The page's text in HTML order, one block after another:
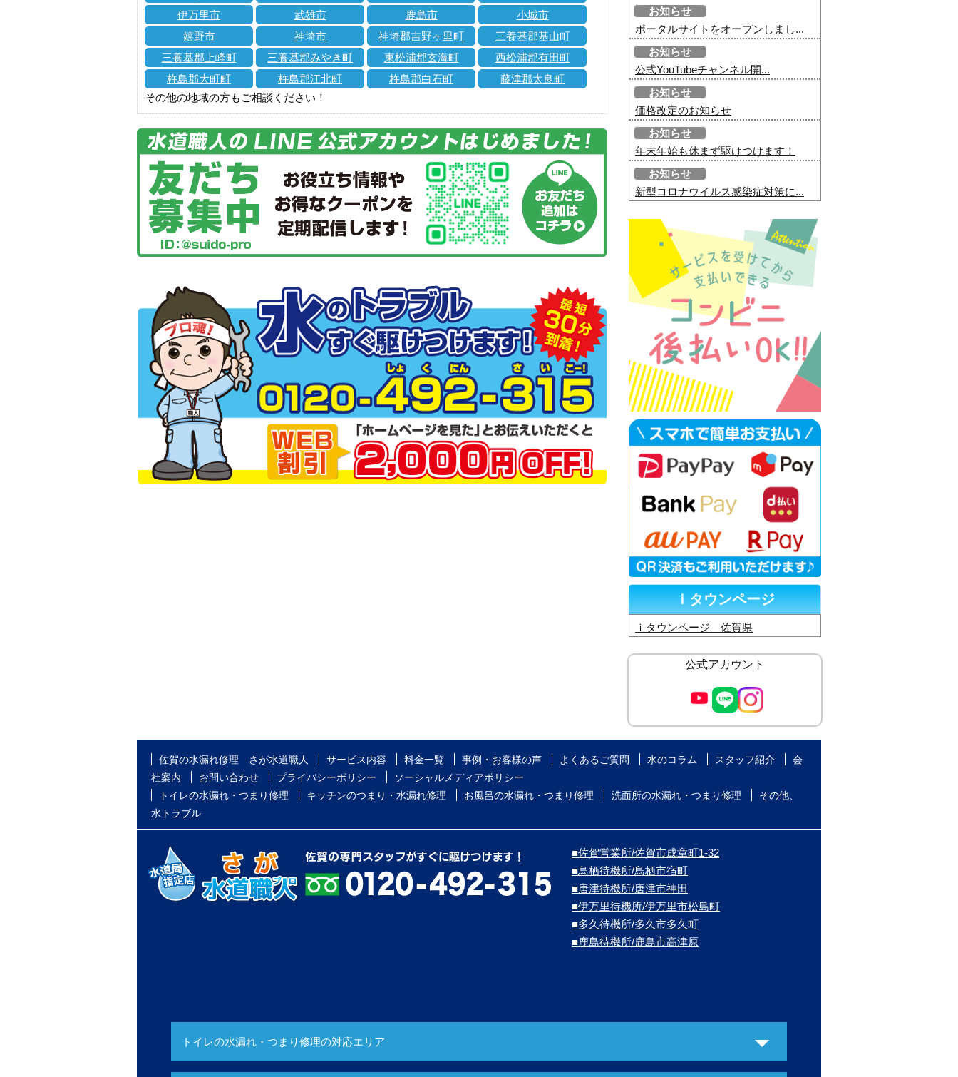
伊万里市
武雄市 鹿島市
小城市
嬉野市
神埼市 神埼郡吉野ヶ里町
三養基郡基山町
三養基郡上峰町
三養基郡みやき町 東松浦郡玄海町
西松浦郡有田町
杵島郡大町町
杵島郡江北町 杵島郡白石町
藤津郡太良町
その他の地域の方もご相談ください！
お知らせ
ポータルサイトをオープンしまし...
お知らせ
公式YouTubeチャンネル開...
お知らせ
価格改定のお知らせ
お知らせ
年末年始も休まず駆けつけます！
お知らせ
新型コロナウイルス感染症対策に...
ｉタウンページ
ｉタウンページ 佐賀県
公式アカウント
佐賀の水漏れ修理 さが水道職人 サービス内容 料金一覧 事例・お客様の声 よくあるご質問 水のコラム スタッフ紹介
会
社案内
お問い合わせ プライバシーポリシー
ソーシャルメディアポリシー
トイレの水漏れ・つまり修理
キッチンのつまり・水漏れ修理 お風呂の水漏れ・つまり修理 洗面所の水漏れ・つまり修理
その他、
水トラブル
■佐賀営業所/佐賀市成章町1-32
■鳥栖待機所/鳥栖市宿町
■唐津待機所/唐津市神田
■伊万里待機所/伊万里市松島町
■多久待機所/多久市多久町
■鹿島待機所/鹿島市高津原
トイレの水漏れ・つまり修理の対応エリア